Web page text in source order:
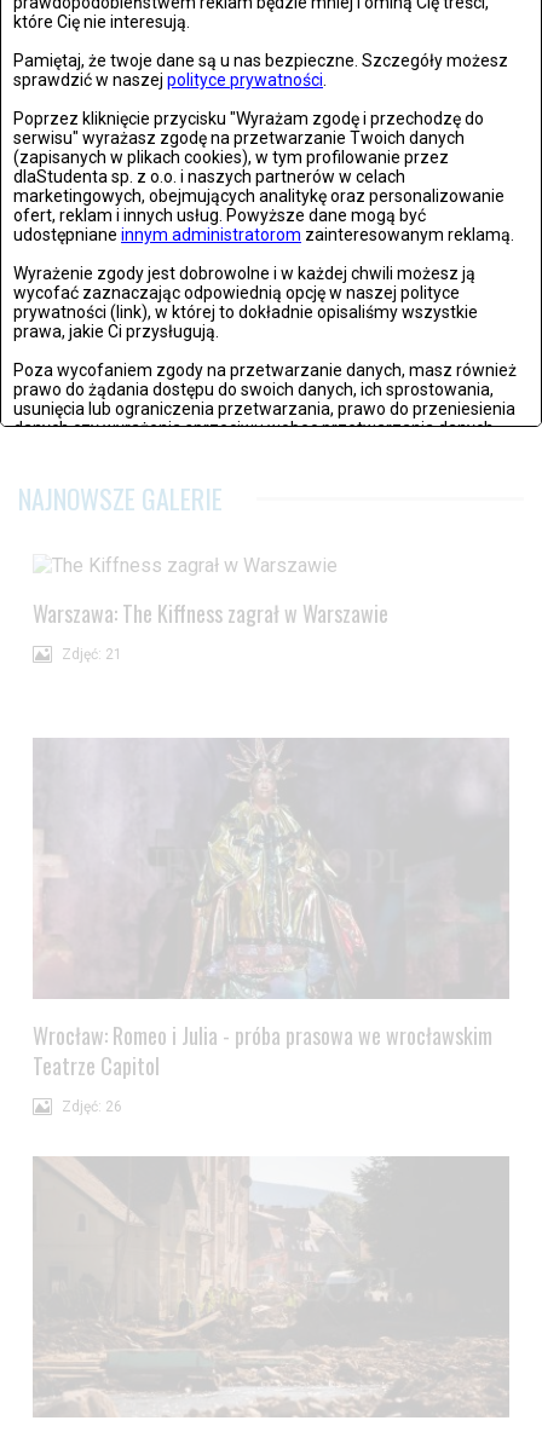
które Cię nie interesują.
Pamiętaj, że twoje dane są u nas bezpieczne. Szczegóły możesz
sprawdzić w naszej polityce prywatności
Poprzez kliknięcie przycisku "Wyrażam zgodę i przechodzę do
serwisu" wyrażasz zgodę na przetwarzanie Twoich danych
(zapisanych w plikach cookies), w tym profilowanie przez
dlaStudenta sp. z o.o. i naszych partnerów w celach
marketingowych, obejmujących analitykę oraz personalizowanie
ofert, reklam i innych usług. Powyższe dane mogą być
udostępniane innym administratorom zainteresowanym reklamą.
Wyrażenie zgody jest dobrowolne i w każdej chwili możesz ją
wycofać zaznaczając odpowiednią opcję w naszej polityce
prywatności (link), w której to dokładnie opisaliśmy wszystkie
prawa, jakie Ci przysługują.
Poza wycofaniem zgody na przetwarzanie danych, masz również
prawo do żądania dostępu do swoich danych, ich sprostowania,
usunięcia lub ograniczenia przetwarzania, prawo do przeniesienia
danych czy wyrażenia sprzeciwu wobec przetwarzania danych.
przejdź doustawień zaawansowanych
NAJNOWSZE GALERIE
Warszawa: The Kiffness zagrał w Warszawie
Zdjęć: 21
Wrocław: Romeo i Julia - próba prasowa we wrocławskim
Teatrze Capitol
Zdjęć: 26